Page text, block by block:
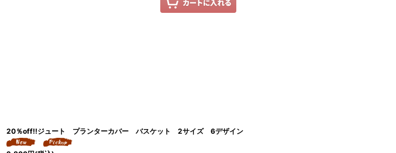
20％off!!ジュート プランターカバー バスケット 2サイズ 6デザイン